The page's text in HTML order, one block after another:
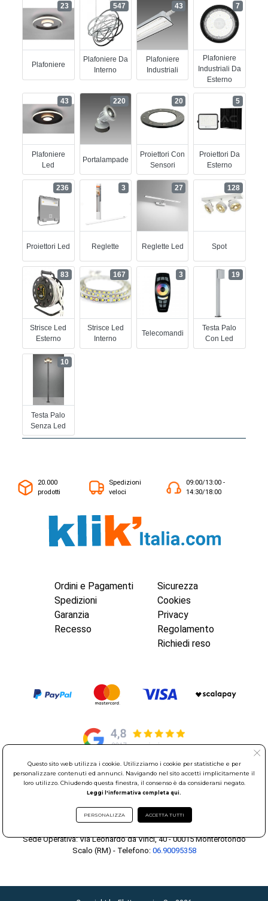
Plafoniere
23
Plafoniere Da
Interno
547
Plafoniere
Industriali
43
Plafoniere
Industriali Da
Esterno
7
Plafoniere
Led
43
Portalampade
220
Proiettori Con
Sensori
20
Proiettori Da
Esterno
5
Proiettori Led
236
Reglette
3
Reglette Led
27
Spot
128
Strisce Led
Esterno
83
Strisce Led
Interno
167
Telecomandi
3
Testa Palo
Con Led
19
Testa Palo
Senza Led
10
20.000
prodotti
Spedizioni
veloci
09:00/13:00 -
14:30/18:00
Ordini e Pagamenti
Spedizioni
Garanzia
Recesso
Sicurezza
Cookies
Privacy
Regolamento
Richiedi reso
© Elettroservice Spa - Sede Legale: Via Leonardo da Vinci, 40 -
00015 Monterotondo Scalo (RM)
Sociale 1.600.000,00 Euro i.v. Iscritto al Registro delle Imprese di
Sede Operativa: Via Leonardo da Vinci, 40 - 00015 Monterotondo
Scalo (RM) - Telefono: 06.90095358
Questo sito web utilizza i cookie. Utilizziamo i cookie per statistiche e per
personalizzare contenuti ed annunci. Navigando nel sito accetti implicitamente il
loro utilizzo. Chiudendo questa finestra, il consenso è da considerarsi negato.
Leggi l'informativa completa qui.
PERSONALIZZA ACCETTA TUTTI